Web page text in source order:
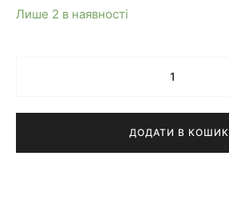
Лише 2 в наявності
ДОДАТИ В КОШИК